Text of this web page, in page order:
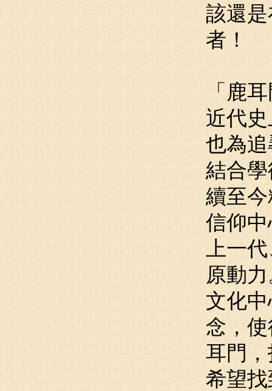
該還
者！
「鹿
近代
也為
結合
續至
信仰
上一
原動
文化
念，
耳門
希望